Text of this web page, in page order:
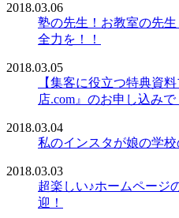
2018.03.06
塾の先生！お教室の先
全力を！！
2018.03.05
【集客に役立つ特典資
店.com』のお申し込みで
2018.03.04
私のインスタが娘の学
2018.03.03
超楽しい♪ホームページ
迎！